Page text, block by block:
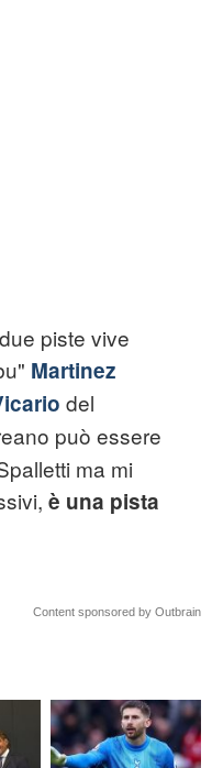
piste vive
Martinez
del
può essere
ma mi
è una pista
Content sponsored by Outbrain